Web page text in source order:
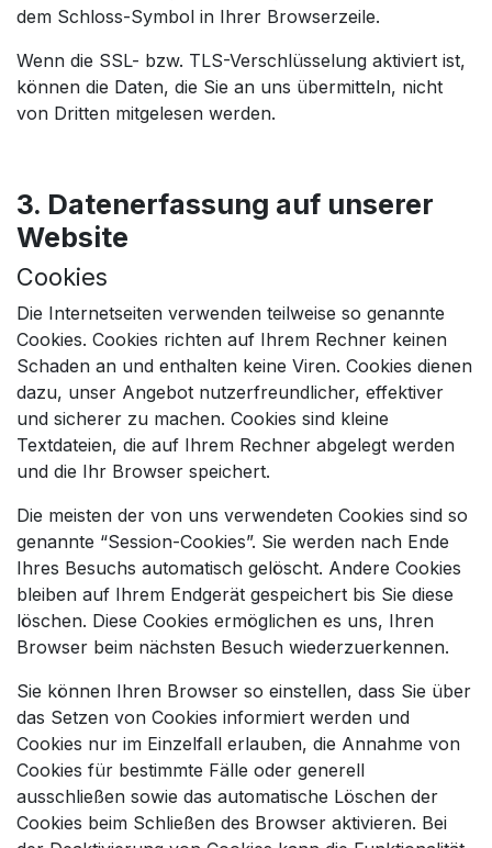
dem Schloss-Symbol in Ihrer Browserzeile.
Wenn die SSL- bzw. TLS-Verschlüsselung aktiviert ist,
können die Daten, die Sie an uns übermitteln, nicht
von Dritten mitgelesen werden.
3. Datenerfassung auf unserer
Website
Cookies
Die Internetseiten verwenden teilweise so genannte
Cookies. Cookies richten auf Ihrem Rechner keinen
Schaden an und enthalten keine Viren. Cookies dienen
dazu, unser Angebot nutzerfreundlicher, effektiver
und sicherer zu machen. Cookies sind kleine
Textdateien, die auf Ihrem Rechner abgelegt werden
und die Ihr Browser speichert.
Die meisten der von uns verwendeten Cookies sind so
genannte “Session-Cookies”. Sie werden nach Ende
Ihres Besuchs automatisch gelöscht. Andere Cookies
bleiben auf Ihrem Endgerät gespeichert bis Sie diese
löschen. Diese Cookies ermöglichen es uns, Ihren
Browser beim nächsten Besuch wiederzuerkennen.
Sie können Ihren Browser so einstellen, dass Sie über
das Setzen von Cookies informiert werden und
Cookies nur im Einzelfall erlauben, die Annahme von
Cookies für bestimmte Fälle oder generell
ausschließen sowie das automatische Löschen der
Cookies beim Schließen des Browser aktivieren. Bei